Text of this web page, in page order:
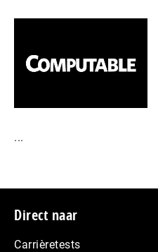
...
Footer
Direct naar
Carrièretests